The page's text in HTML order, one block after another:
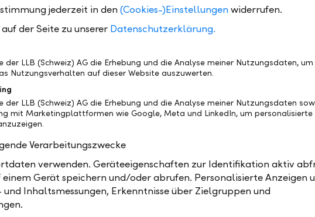
und prüfen Sie, was
erreichen können.
Alles übers Sparen
Wie viel können Sie sparen und wie
Sie Ihr Ziel erreichen? Finden Sie es
jederzeit in den(Cookies-)Einstellungenwiderrufen.
der Seite zu unserer Datenschutzerklärung.
der LLB (Schweiz) AG die Erhebung und die Analyse meiner Nutzungsdaten, um
Nutzungsverhalten auf dieser Website auszuwerten.
der LLB (Schweiz) AG die Erhebung und die Analyse meiner Nutzungsdaten
mit Marketingplattformen wie Google, Meta und LinkedIn, um personalisierte
Verarbeitungszwecke
verwenden. Geräteeigenschaften zur Identifikation aktiv
Gerät speichern und/oder abrufen. Personalisierte Anzeigen
Inhaltsmessungen, Erkenntnisse über Zielgruppen und